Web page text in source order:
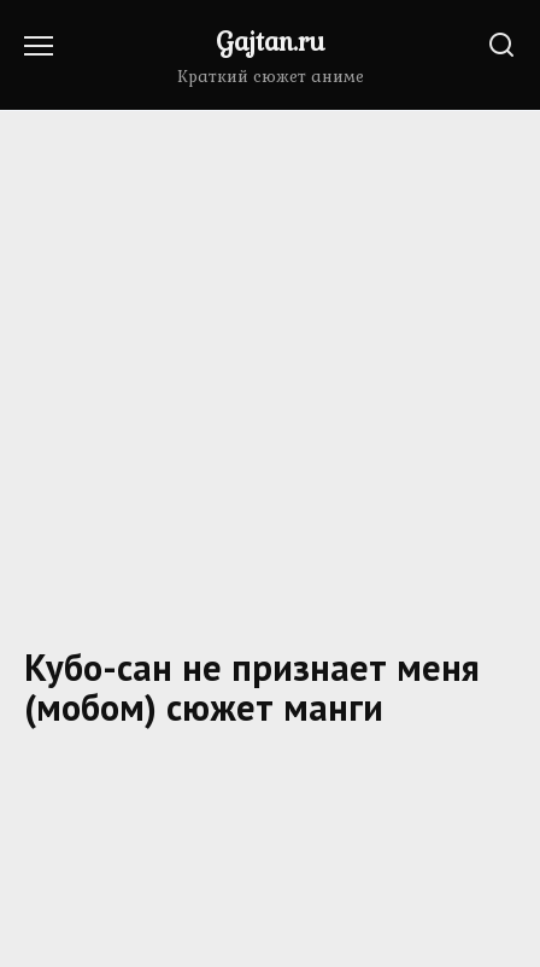
Gajtan.ru
Краткий сюжет аниме
Кубо-сан не признает меня
(мобом) сюжет манги